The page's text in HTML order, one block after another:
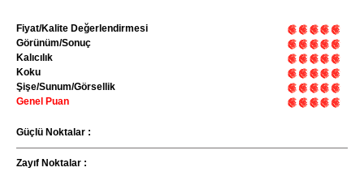
Fiyat/Kalite Değerlendirmesi
Görünüm/Sonuç
Kalıcılık
Koku
Şişe/Sunum/Görsellik
Genel Puan
Güçlü Noktalar :
Zayıf Noktalar :